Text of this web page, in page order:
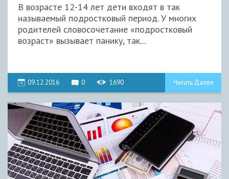
В возрасте 12-14 лет дети входят в так
называемый подростковый период. У многих
родителей словосочетание «подростковый
возраст» вызывает панику, так...
09.12.2016 0 1690 Читать Далее